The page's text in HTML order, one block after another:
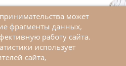
Войти в личный кабинет
ЗАДАТЬ ВОПРОС
может
фрагменты данных,
работу сайта.
использует
сайта,